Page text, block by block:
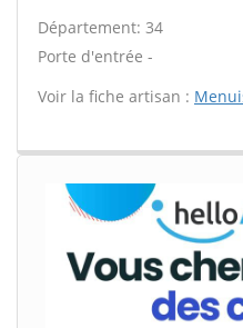
Département: 34
Porte d'entrée -
Voir la fiche artisan :